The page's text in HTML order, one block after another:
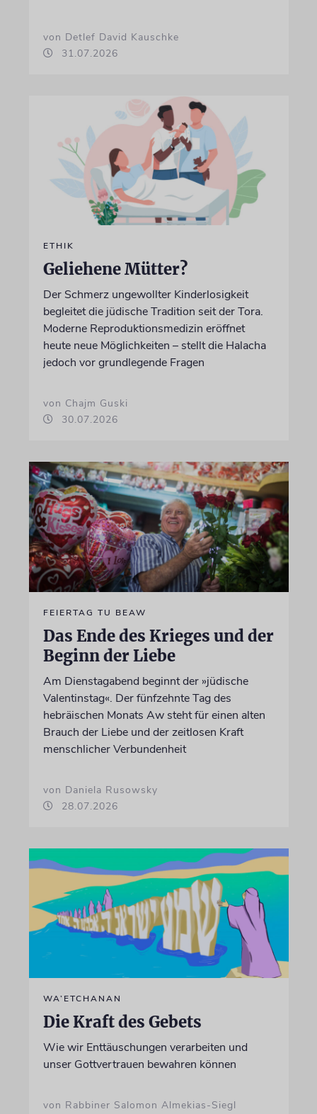
von Detlef David Kauschke
31.07.2026
ETHIK
Geliehene Mütter?
Der Schmerz ungewollter Kinderlosigkeit
begleitet die jüdische Tradition seit der Tora.
Moderne Reproduktionsmedizin eröffnet
heute neue Möglichkeiten – stellt die Halacha
jedoch vor grundlegende Fragen
von Chajm Guski
30.07.2026
FEIERTAG TU BEAW
Das Ende des Krieges und der
Beginn der Liebe
Am Dienstagabend beginnt der »jüdische
Valentinstag«. Der fünfzehnte Tag des
hebräischen Monats Aw steht für einen alten
Brauch der Liebe und der zeitlosen Kraft
menschlicher Verbundenheit
von Daniela Rusowsky
28.07.2026
WA’ETCHANAN
Die Kraft des Gebets
Wie wir Enttäuschungen verarbeiten und
unser Gottvertrauen bewahren können
von Rabbiner Salomon Almekias-Siegl